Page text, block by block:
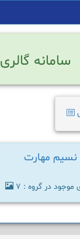
سامانه گالری
نسیم مهارت
در گروه : 7